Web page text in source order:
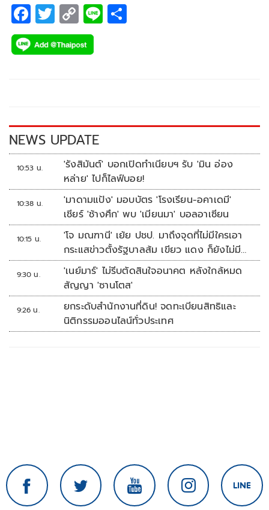
F
ac
e
k
T
wi
tt
C
o
p
k
Li
NEWS UPDATE
10:53 น.
'รังสิมันต์' บอกเปิดทำเนียบฯ รับ 'มิน อ่อง
หล่าย' ไปก็ไลฟ์บอย!
10:38 น.
'มาดามแป้ง' มอบบัตร 'โรงเรียน-อคาเดมี'
เชียร์ 'ช้างศึก' พบ 'เมียนมา' บอลอาเซียน
10:15 น.
'โจ มณฑานี' เย้ย ปชป. มาถึงจุดที่ไม่มีใครเอา
กระแสข่าวตั้งรัฐบาลส้ม เขียว แดง ก็ยังไม่มีฟ้า
เลย
9:30 น.
'เนย์มาร์' ไม่รีบตัดสินใจอนาคต หลังใกล้หมด
สัญญา 'ซานโตส'
9:26 น.
ยกระดับสำนักงานที่ดิน! จดทะเบียนสิทธิและ
นิติกรรมออนไลน์ทั่วประเทศ